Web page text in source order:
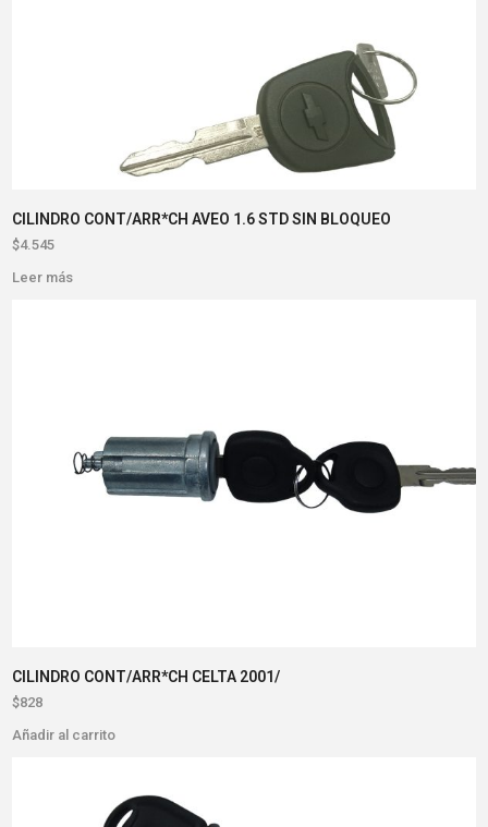
CILINDRO CONT/ARR*CH AVEO 1.6 STD SIN BLOQUEO
$4.545
Leer más
CILINDRO CONT/ARR*CH CELTA 2001/
$828
Añadir al carrito